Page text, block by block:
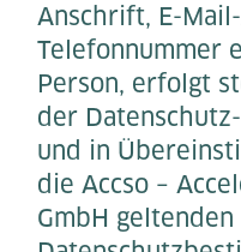
Anschrift, E-
Telefonnummer
Person, erfolgt
der
und in
die Accso –
GmbH